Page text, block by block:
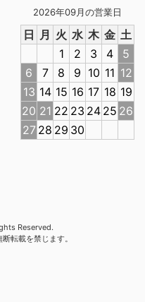
2026年09月の営業日
日 月 火 水 木 金 土
1
2 3 4
5
6
7 8 9 10 11 12
13 14 15 16 17 18 19
20 21 22 23 24 25 26
27 28 29 30
Reserved.
転載を禁じます。